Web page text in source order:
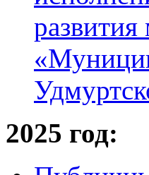
2025 год: